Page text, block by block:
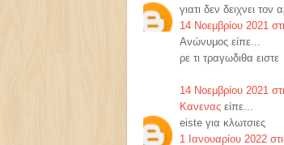
γιατι δεν δειχνει
14 Νοεμβρίου 2021
Ανώνυμος είπε...
ρε τι τραγωδιθα ειστε
14 Νοεμβρίου 2021
Κανενας είπε...
eiste για κλωτσιες
1 Ιανουαρίου 2022